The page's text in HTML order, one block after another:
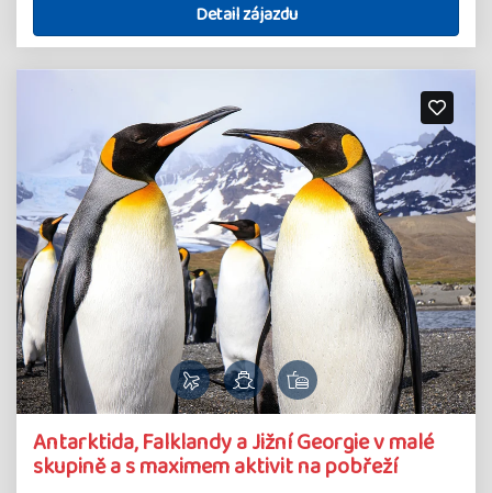
Detail zájazdu
Antarktida, Falklandy a Jižní Georgie v malé
skupině a s maximem aktivit na pobřeží